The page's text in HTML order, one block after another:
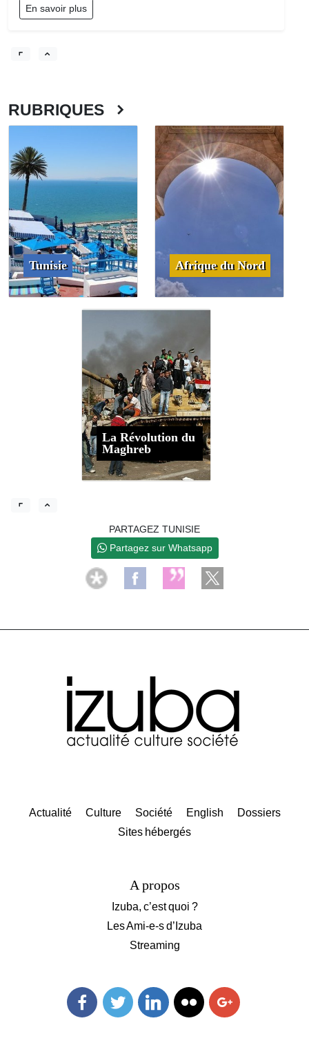
En savoir plus
RUBRIQUES
Tunisie Afrique du Nord
La Révolution du
Maghreb
PARTAGEZ TUNISIE
Partagez sur Whatsapp
Actualité Culture Société English
Dossiers
Sites hébergés
A propos
Izuba, c’est quoi ?
Les Ami-e-s d’Izuba
Streaming